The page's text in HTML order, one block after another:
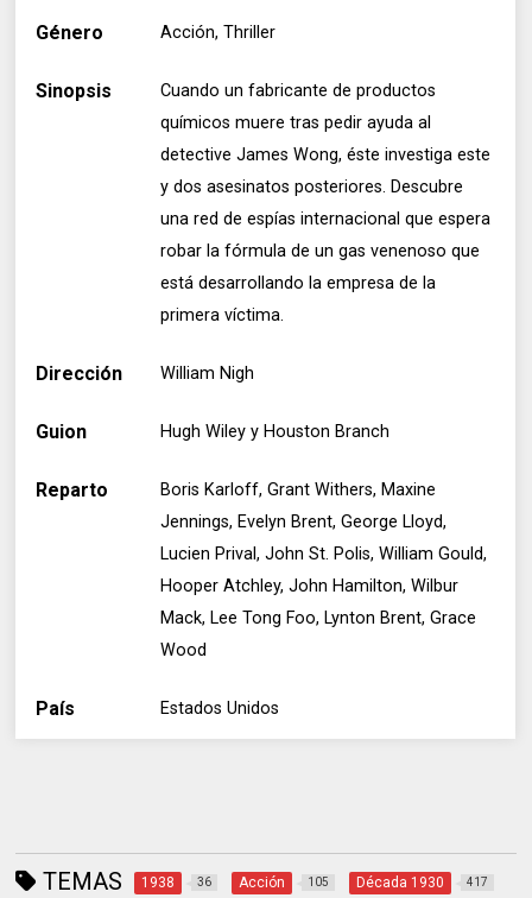
Género Acción, Thriller
Sinopsis
Cuando un fabricante de productos
químicos muere tras pedir ayuda al
detective James Wong, éste investiga este
y dos asesinatos posteriores. Descubre
una red de espías internacional que espera
robar la fórmula de un gas venenoso que
está desarrollando la empresa de la
primera víctima.
Dirección William Nigh
Guion Hugh Wiley y Houston Branch
Reparto
Boris Karloff, Grant Withers, Maxine
Jennings, Evelyn Brent, George Lloyd,
Lucien Prival, John St. Polis, William Gould,
Hooper Atchley, John Hamilton, Wilbur
Mack, Lee Tong Foo, Lynton Brent, Grace
Wood
País Estados Unidos
TEMAS 1938 36 Acción 105 Década 1930 417